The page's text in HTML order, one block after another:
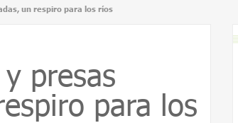
un respiro para los ríos
presas
para los